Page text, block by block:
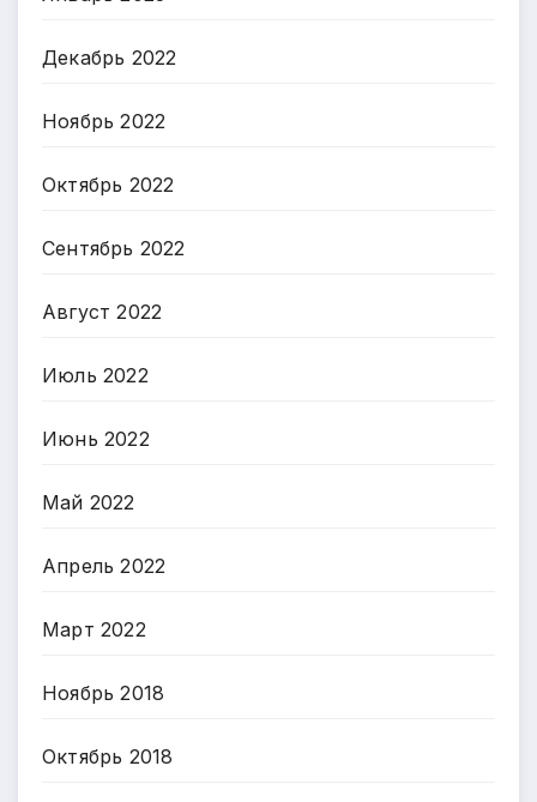
Декабрь 2022
Ноябрь 2022
Октябрь 2022
Сентябрь 2022
Август 2022
Июль 2022
Июнь 2022
Май 2022
Апрель 2022
Март 2022
Ноябрь 2018
Октябрь 2018